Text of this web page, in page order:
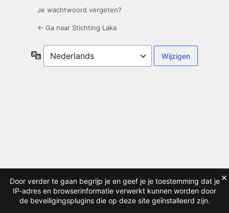
Je wachtwoord vergeten?
← Ga naar Stichting Laka
Taal
Door verder te gaan begrijp je en geef je je toestemming dat je
IP-adres en browserinformatie verwerkt kunnen worden door
de beveiligingsplugins die op deze site geïnstalleerd zijn.
×